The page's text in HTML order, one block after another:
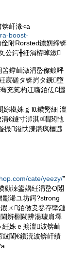
屽湪<a
boost-
附Rorsted鐪嬩締锛
公鍔╋紝涓栫晫鏉
鐣屾澂涓嶅儏鍍呯
宸磋タ锛岃タ鐝墮
充笂杓冮噺銆傞€欐
婃槸姝ｇ⒑鐨勶細 澶
€鐩寸浉淇¤唱閲忚
撮鎰忕湅鑽疯槶韪
cate/yeezy/"
勬湅鍙嬶紝涓嶅Θ闂
浠ユ坊鍔?strong
ㄨ銆傚叏鍫存墍鏈
辨棩閫辨湯璩肩墿
姝ｅ搧澶波锛屾
閫€鎻涜波锛屽績